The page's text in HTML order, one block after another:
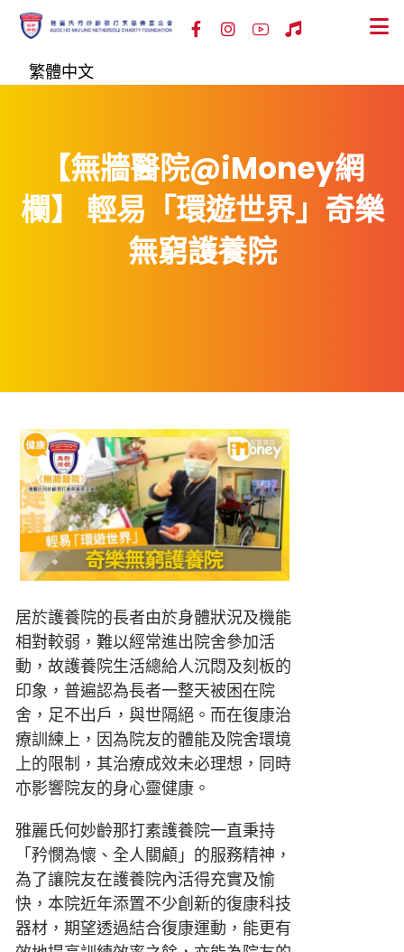
繁體中文
【無牆醫院@iMoney網
欄】 輕易「環遊世界」奇樂
無窮護養院
居於護養院的長者由於身體狀況及機能
相對較弱，難以經常進出院舍參加活
動，故護養院生活總給人沉悶及刻板的
印象，普遍認為長者一整天被困在院
舍，足不出戶，與世隔絕。而在復康治
療訓練上，因為院友的體能及院舍環境
上的限制，其治療成效未必理想，同時
亦影響院友的身心靈健康。
雅麗氏何妙齡那打素護養院一直秉持
「矜憫為懷、全人關顧」的服務精神，
為了讓院友在護養院內活得充實及愉
快，本院近年添置不少創新的復康科技
器材，期望透過結合復康運動，能更有